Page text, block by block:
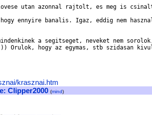
utan azonnal rajtolt, es meg is
ennyire banalis. Igaz, eddig nem
a segitseget, neveket nem
Orulok, hogy az egymas, stb szidasan
krasznai.htm
Clipper2000 (mind)